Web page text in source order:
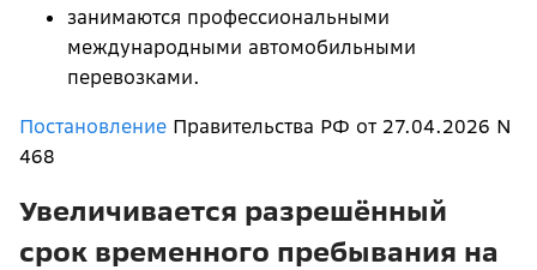
занимаются профессиональными
международными автомобильными
перевозками.
Постановление Правительства РФ от 27.04.2026 N
468
Увеличивается разрешённый
срок временного пребывания на